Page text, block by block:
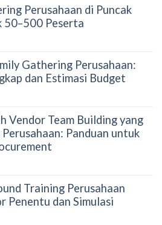
Perusahaan di Puncak
50–500 Peserta
Gathering Perusahaan:
dan Estimasi Budget
Vendor Team Building yang
Panduan untuk
Training Perusahaan
Penentu dan Simulasi